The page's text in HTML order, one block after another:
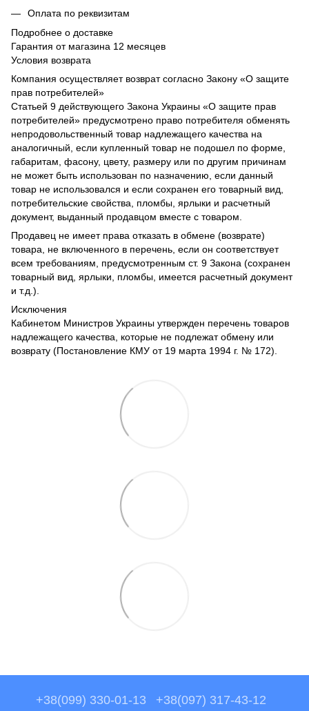
Оплата по реквизитам
Подробнее о доставке
Гарантия от магазина 12 месяцев
Условия возврата
Компания осуществляет возврат согласно Закону «О защите
прав потребителей»
Статьей 9 действующего Закона Украины «О защите прав
потребителей» предусмотрено право потребителя обменять
непродовольственный товар надлежащего качества на
аналогичный, если купленный товар не подошел по форме,
габаритам, фасону, цвету, размеру или по другим причинам
не может быть использован по назначению, если данный
товар не использовался и если сохранен его товарный вид,
потребительские свойства, пломбы, ярлыки и расчетный
документ, выданный продавцом вместе с товаром.
Продавец не имеет права отказать в обмене (возврате)
товара, не включенного в перечень, если он соответствует
всем требованиям, предусмотренным ст. 9 Закона (сохранен
товарный вид, ярлыки, пломбы, имеется расчетный документ
и т.д.).
Исключения
Кабинетом Министров Украины утвержден перечень товаров
надлежащего качества, которые не подлежат обмену или
возврату (Постановление КМУ от 19 марта 1994 г. № 172).
+38(099) 330-01-13 +38(097) 317-43-12